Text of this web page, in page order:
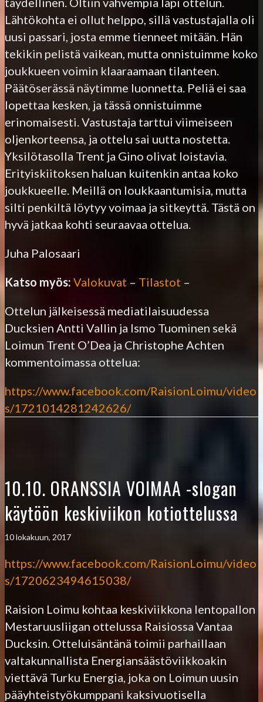
Lähtökohta ei ollut helppo, sillä vastustajalla oli
uusi passari, josta emme tienneet mitään. Hän
tekikin pelistä vaikean, mutta onnistuimme koko
joukkueen voimin klaaraamaan tilanteen.
Päätöserässä näytimme luonnetta. Peliä ei saa
lopettaa kesken, ja tässä onnistuimme
erinomaisesti. Vastustaja tarttui viimeiseen
oljenkorteensa, ja ottelu sai uutta nostetta.
Yksilötasolla Trent ja Gino olivat loistavia.
Erityiskiitoksen haluan kuitenkin antaa koko
joukkueelle. Meillä on loukkaantumisia, mutta
silti penkiltä löytyy voimaa ja sitkeyttä. Tästä on
hyvä jatkaa kohti seuraavaa ottelua.
Juha Palosaari
Katso myös: Valokuvat – Tilastot –
Ottelun jälkeisessä mediatilaisuudessa
Ducksien Antti Vallin ja Ismo Tuominen sekä
Loimun Trent O’Dea ja Christophe Achten
kommentoimassa ottelua:
https://www.facebook.com/RaisionLoimu/video
s/1721014281242626/
10.10. ORANSSIA VOIMAA -slogan
käytöön keskiviikon kotiottelussa
10 lokakuun, 2017
https://www.facebook.com/RaisionLoimu/video
s/1720623494615038/
Raision Loimu kohtaa keskiviikkona lentopallon
Mestaruusliigan ottelussa Raisiossa Vantaa
Ducksin. Otteluisäntänä toimii parhaillaan
valtakunnallista Energiansäästöviikkoakin
viettävä Turku Energia, joka on Loimun uusin
pääyhteistyökumppani kaksivuotisella